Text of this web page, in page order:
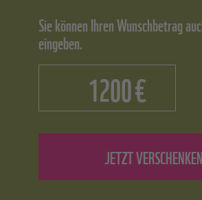
Sie können Ihren Wunschbetrag
eingeben.
€